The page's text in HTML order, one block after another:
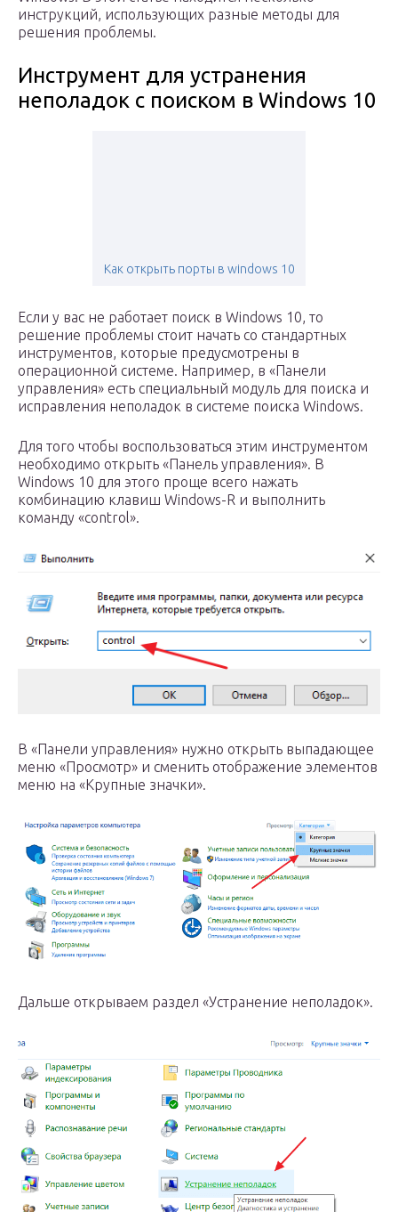
инструкций, использующих разные методы для
решения проблемы.
Инструмент для устранения
неполадок с поиском в Windows 10
Как открыть порты в windows 10
Если у вас не работает поиск в Windows 10, то
решение проблемы стоит начать со стандартных
инструментов, которые предусмотрены в
операционной системе. Например, в «Панели
управления» есть специальный модуль для поиска и
исправления неполадок в системе поиска Windows.
Для того чтобы воспользоваться этим инструментом
необходимо открыть «Панель управления». В
Windows 10 для этого проще всего нажать
комбинацию клавиш Windows-R и выполнить
команду «control».
В «Панели управления» нужно открыть выпадающее
меню «Просмотр» и сменить отображение элементов
меню на «Крупные значки».
Дальше открываем раздел «Устранение неполадок».